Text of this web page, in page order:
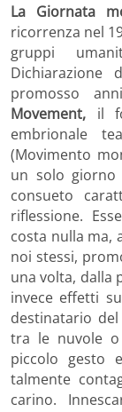
La Giornata
ricorrenza nel
gruppi
Dichiarazione
promosso
Movement, il
embrionale
(Movimento
un solo
consueto
riflessione.
costa nulla ma,
noi stessi,
una volta, dalla
invece effetti
destinatario
tra le nuvole
piccolo gesto
talmente
carino.